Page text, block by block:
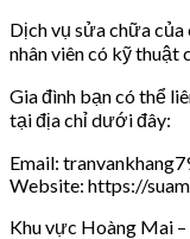
Dịch vụ sửa chữa
nhân viên có kỹ thuật
Gia đình bạn có thể
tại địa chỉ dưới đây:
Email:
Website: https://
Khu vực Hoàng Mai